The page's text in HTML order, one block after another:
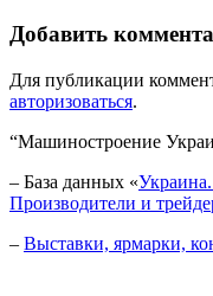
Добавить
Для публикации
авторизоваться.
“Машиностроение
– База данных «
Производители и
– Выставки, ярмарки,